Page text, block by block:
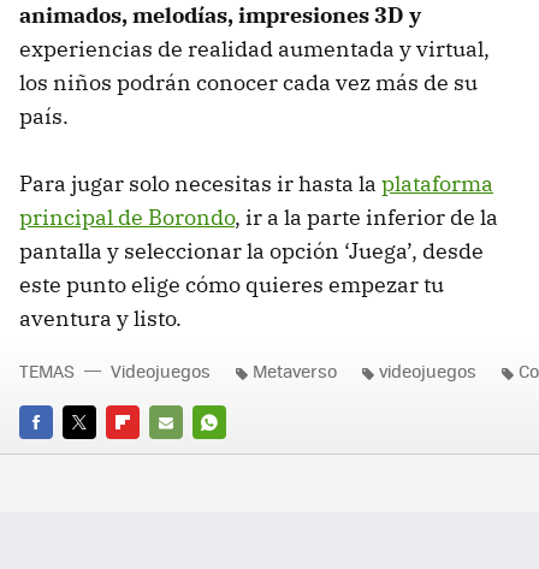
animados, melodías, impresiones 3D y
experiencias de realidad aumentada y virtual,
los niños podrán conocer cada vez más de su
país.
Para jugar solo necesitas ir hasta la plataforma
principal de Borondo, ir a la parte inferior de la
pantalla y seleccionar la opción ‘Juega’, desde
este punto elige cómo quieres empezar tu
aventura y listo.
FACEBOOK
TWITTERFLIPBOARD
E-
WHATSAPP
TEMAS Videojuegos Metaverso videojuegos